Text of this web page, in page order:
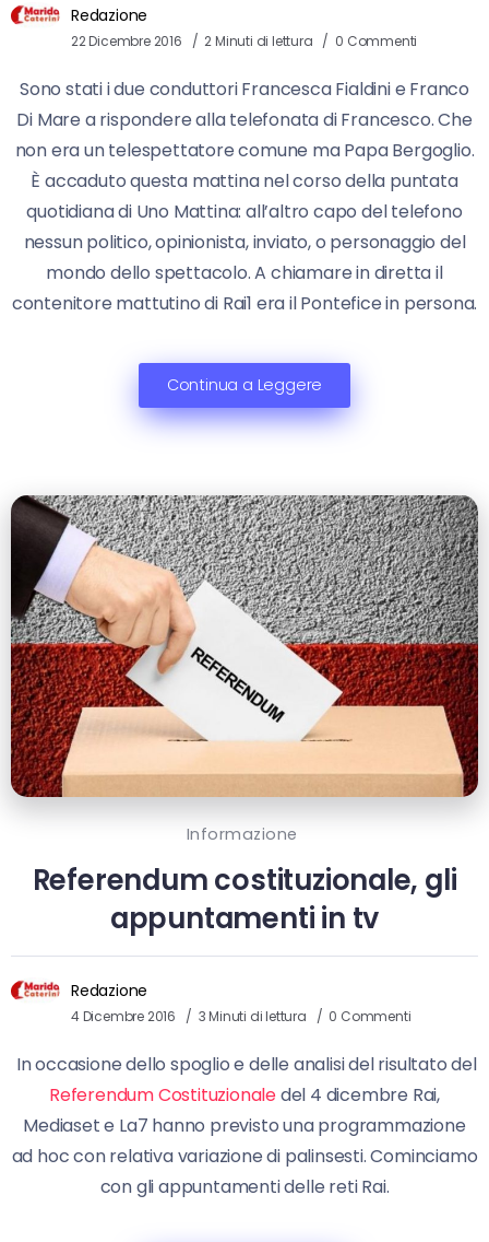
Redazione
22 Dicembre 2016 2 Minuti di lettura 0 Commenti
Sono stati i due conduttori Francesca Fialdini e Franco
Di Mare a rispondere alla telefonata di Francesco. Che
non era un telespettatore comune ma Papa Bergoglio.
È accaduto questa mattina nel corso della puntata
quotidiana di Uno Mattina: all’altro capo del telefono
nessun politico, opinionista, inviato, o personaggio del
mondo dello spettacolo. A chiamare in diretta il
contenitore mattutino di Rai1 era il Pontefice in persona.
Continua a Leggere
Informazione
Referendum costituzionale, gli
appuntamenti in tv
Redazione
4 Dicembre 2016 3 Minuti di lettura 0 Commenti
In occasione dello spoglio e delle analisi del risultato del
Referendum Costituzionaledel 4 dicembre Rai,
Mediaset e La7 hanno previsto una programmazione
ad hoc con relativa variazione di palinsesti. Cominciamo
con gli appuntamenti delle reti Rai.